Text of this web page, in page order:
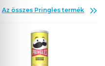
Az összes Pringles termék